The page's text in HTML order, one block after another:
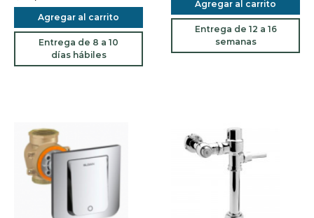
Agregar al carrito
Entrega de 8 a 10
días hábiles
Agregar al carrito
Entrega de 12 a 16
semanas